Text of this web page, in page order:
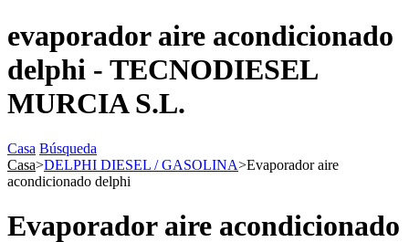
evaporador aire acondicionado
delphi - TECNODIESEL
MURCIA S.L.
Casa Búsqueda
Casa>DELPHI DIESEL / GASOLINA>Evaporador aire
acondicionado delphi
Evaporador aire acondicionado